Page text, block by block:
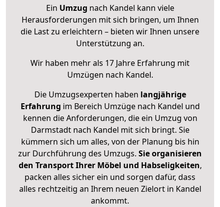
Ein Umzug nach Kandel kann viele
Herausforderungen mit sich bringen, um Ihnen
die Last zu erleichtern – bieten wir Ihnen unsere
Unterstützung an.
Wir haben mehr als 17 Jahre Erfahrung mit
Umzügen nach Kandel.
Die Umzugsexperten haben langjährige
Erfahrung im Bereich Umzüge nach Kandel und
kennen die Anforderungen, die ein Umzug von
Darmstadt nach Kandel mit sich bringt. Sie
kümmern sich um alles, von der Planung bis hin
zur Durchführung des Umzugs. Sie organisieren
den Transport Ihrer Möbel und Habseligkeiten,
packen alles sicher ein und sorgen dafür, dass
alles rechtzeitig an Ihrem neuen Zielort in Kandel
ankommt.